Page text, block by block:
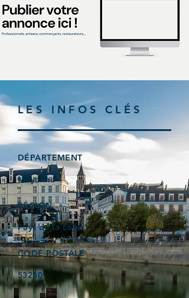
LES INFOS CLÉS
DÉPARTEMENT
Mayenne
RÉGION
Pays de la Loire
CODE POSTALE
53260